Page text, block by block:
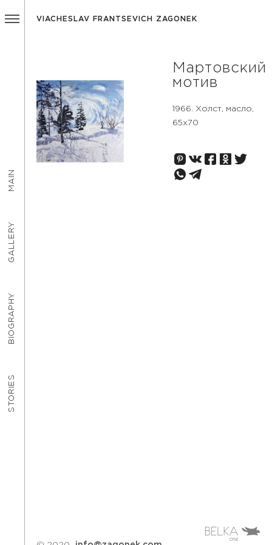
STORIES
BIOGRAPHY
GALLERY
MAIN
VIACHESLAV FRANTSEVICH ZAGONEK
Мартовский
мотив
1966. Холст, масло,
65х70